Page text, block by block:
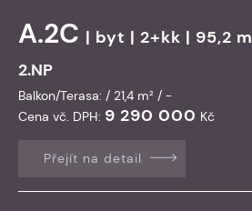
A.2C | byt | 2+kk | 95,2
2.NP
Balkon/Terasa: / 21,4 m² / -
Cena vč. DPH: 9 290 000 Kč
Přejít na detail